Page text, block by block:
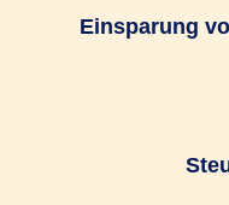
Einsparung